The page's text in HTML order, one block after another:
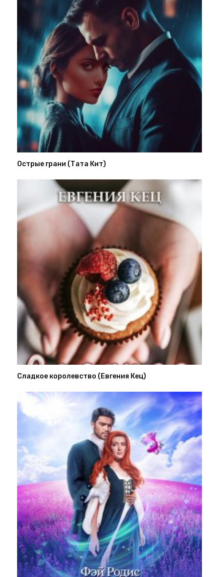
Острые грани (Тата Кит)
Сладкое королевство (Евгения Кец)